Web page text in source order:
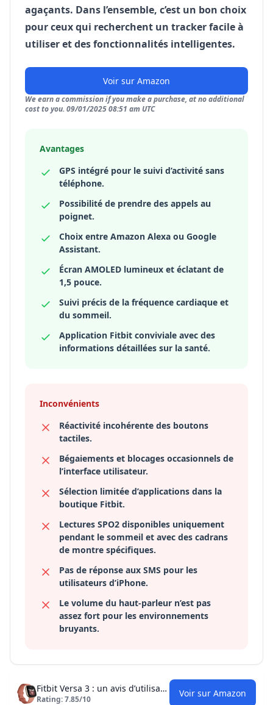
agaçants. Dans l’ensemble, c’est un bon choix
pour ceux qui recherchent un tracker facile à
utiliser et des fonctionnalités intelligentes.
Voir sur Amazon
We earn a commission if you make a purchase, at no additional
cost to you. 09/01/2025 08:51 am UTC
Avantages
GPS intégré pour le suivi d’activité sans
téléphone.
Possibilité de prendre des appels au
poignet.
Choix entre Amazon Alexa ou Google
Assistant.
Écran AMOLED lumineux et éclatant de
1,5 pouce.
Suivi précis de la fréquence cardiaque et
du sommeil.
Application Fitbit conviviale avec des
informations détaillées sur la santé.
Inconvénients
Réactivité incohérente des boutons
tactiles.
Bégaiements et blocages occasionnels de
l’interface utilisateur.
Sélection limitée d’applications dans la
boutique Fitbit.
Lectures SPO2 disponibles uniquement
pendant le sommeil et avec des cadrans
de montre spécifiques.
Pas de réponse aux SMS pour les
utilisateurs d’iPhone.
Le volume du haut-parleur n’est pas
assez fort pour les environnements
bruyants.
Fitbit Versa 3 : un avis d’utilisateur réel
Rating: 7.85/10 Voir sur Amazon